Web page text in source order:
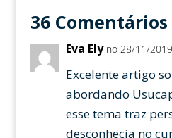
36 Comentários
Eva Ely no 28/11/
Excelente artigo
abordando
esse tema traz
desconhecia no